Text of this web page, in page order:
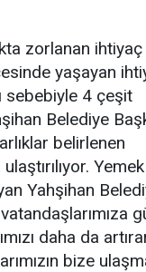
zorlanan ihtiyaç
yaşayan
sebebiyle 4 çeşit
Belediye
belirlenen
Yemek
Yahşihan
daha da
bize